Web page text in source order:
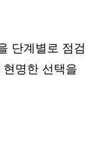
단계별로 점검
명한 선택을